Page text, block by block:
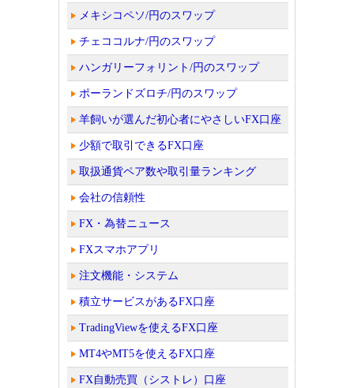
メキシコペソ/円のスワップ
チェココルナ/円のスワップ
ハンガリーフォリント/円のスワップ
ポーランドズロチ/円のスワップ
羊飼いが選んだ初心者にやさしいFX口座
少額で取引できるFX口座
取扱通貨ペア数や取引量ランキング
会社の信頼性
FX・為替ニュース
FXスマホアプリ
注文機能・システム
積立サービスがあるFX口座
TradingViewを使えるFX口座
MT4やMT5を使えるFX口座
FX自動売買（シストレ）口座